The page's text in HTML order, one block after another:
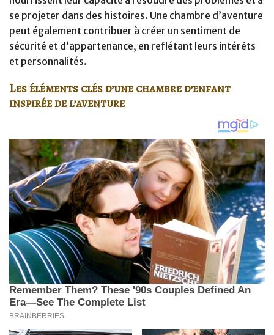
se projeter dans des histoires. Une chambre d’aventure
peut également contribuer à créer un sentiment de
sécurité et d’appartenance, en reflétant leurs intérêts
et personnalités.
Les éléments clés d’une chambre d’enfant
inspirée de l’aventure